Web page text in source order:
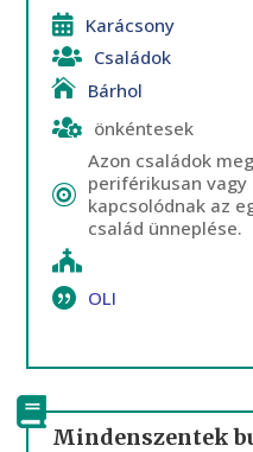
Karácsony
Családok
Bárhol
önkéntesek
Azon családok
periférikusan
kapcsolódnak az
család ünneplése.
OLI
Mindenszentek